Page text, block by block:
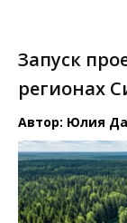
Запуск
регионах
Автор: Юлия